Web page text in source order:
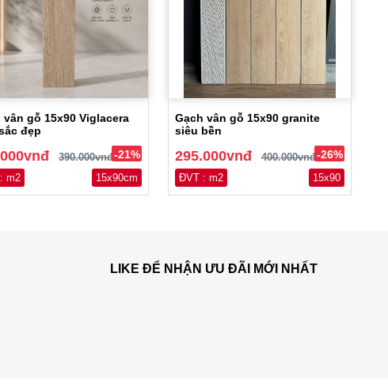
vân gỗ 15x90 Viglacera
đẹp
390.000vnđ -21%
m2 15x90cm
Gạch vân gỗ 15x90 granite
siêu bền
295.000vnđ 400.000vnđ -26%
ĐVT : m2 15x90
LIKE ĐỂ NHẬN ƯU ĐÃI MỚI NHẤT